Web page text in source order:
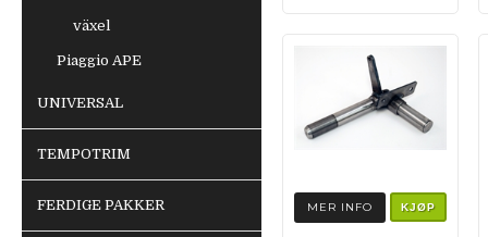
växel
Piaggio APE
UNIVERSAL
TEMPOTRIM
FERDIGE PAKKER MER INFO KJØP